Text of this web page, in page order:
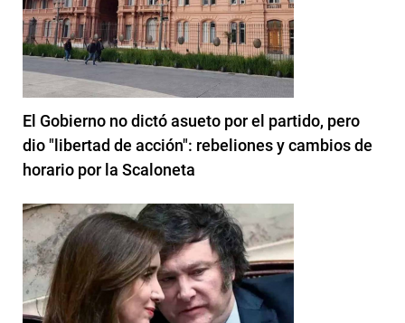
El Gobierno no dictó asueto por el partido, pero
dio "libertad de acción": rebeliones y cambios de
horario por la Scaloneta